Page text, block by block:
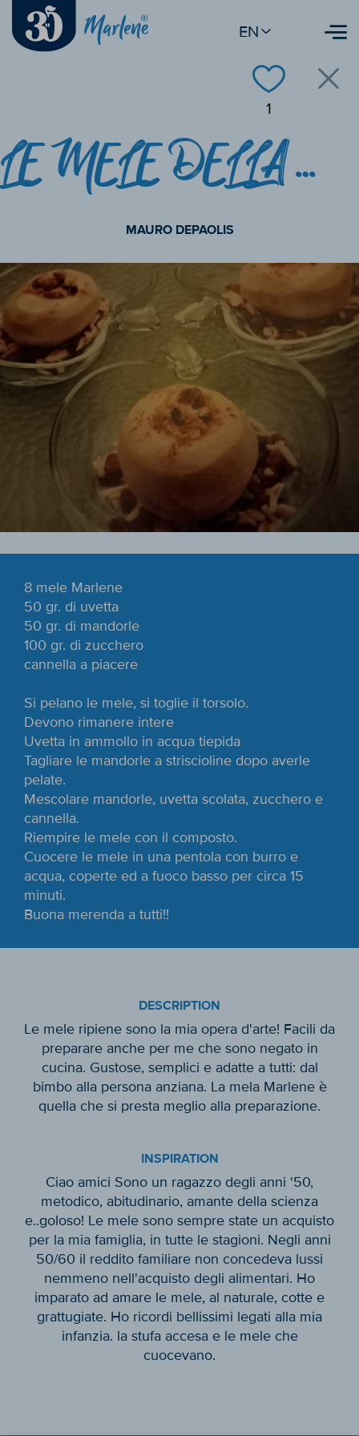
EN
1
LE MELE DELLA MIA INFANZIA
MAURO DEPAOLIS
8 mele Marlene
50 gr. di uvetta
50 gr. di mandorle
100 gr. di zucchero
cannella a piacere
Si pelano le mele, si toglie il torsolo.
Devono rimanere intere
Uvetta in ammollo in acqua tiepida
Tagliare le mandorle a striscioline dopo averle
pelate.
Mescolare mandorle, uvetta scolata, zucchero e
cannella.
Riempire le mele con il composto.
Cuocere le mele in una pentola con burro e
acqua, coperte ed a fuoco basso per circa 15
minuti.
Buona merenda a tutti!!
DESCRIPTION
Le mele ripiene sono la mia opera d'arte! Facili da
preparare anche per me che sono negato in
cucina. Gustose, semplici e adatte a tutti: dal
bimbo alla persona anziana. La mela Marlene è
quella che si presta meglio alla preparazione.
INSPIRATION
Ciao amici Sono un ragazzo degli anni '50,
metodico, abitudinario, amante della scienza
e..goloso! Le mele sono sempre state un acquisto
per la mia famiglia, in tutte le stagioni. Negli anni
50/60 il reddito familiare non concedeva lussi
nemmeno nell'acquisto degli alimentari. Ho
imparato ad amare le mele, al naturale, cotte e
grattugiate. Ho ricordi bellissimi legati alla mia
infanzia. la stufa accesa e le mele che
cuocevano.